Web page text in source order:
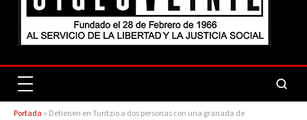
Portada » Detienen en Turitzio a dos personas con una granada de